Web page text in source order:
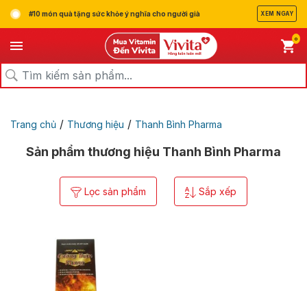
#10 món quà tặng sức khỏe ý nghĩa cho người già XEM NGAY
0
Trang chủ / Thương hiệu / Thanh Bình Pharma
Sản phẩm thương hiệu Thanh Bình Pharma
Lọc sản phẩm Sắp xếp